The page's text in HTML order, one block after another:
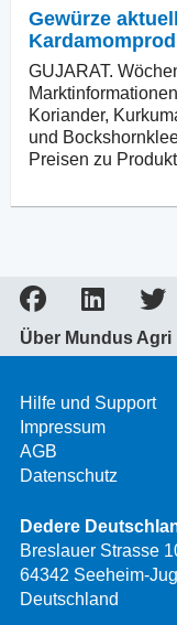
Gewürze
GUJARAT.
Koriander,
und
Preisen zu
Über Mundus Agri
Hilfe und Support
Impressum
AGB
Datenschutz
Dedere
Breslauer Strasse
64342 Seeheim-
Deutschland